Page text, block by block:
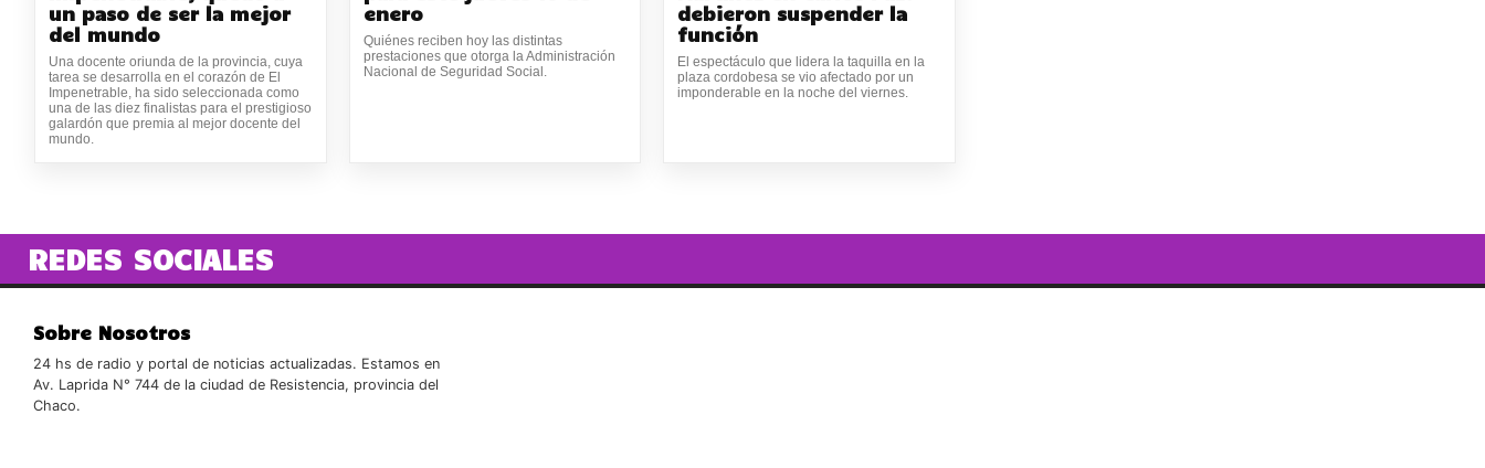
un paso de ser la mejor
del mundo
Una docente oriunda de la provincia, cuya
tarea se desarrolla en el corazón de El
Impenetrable, ha sido seleccionada como
una de las diez finalistas para el prestigioso
galardón que premia al mejor docente del
mundo.
enero
Quiénes reciben hoy las distintas
prestaciones que otorga la Administración
Nacional de Seguridad Social.
debieron suspender la
función
El espectáculo que lidera la taquilla en la
plaza cordobesa se vio afectado por un
imponderable en la noche del viernes.
REDES SOCIALES
Sobre Nosotros
24 hs de radio y portal de noticias actualizadas. Estamos en
Av. Laprida N° 744 de la ciudad de Resistencia, provincia del
Chaco.